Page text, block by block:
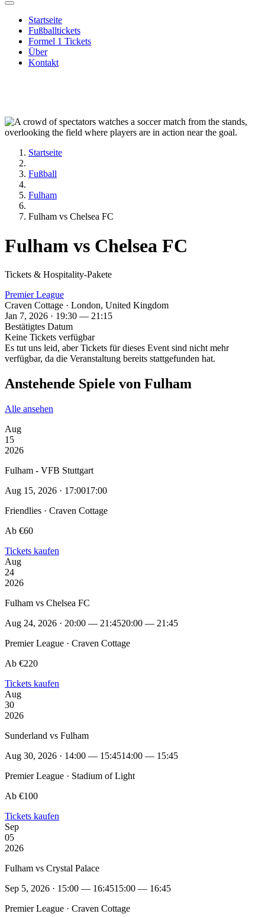
Startseite
Fußballtickets
Formel 1 Tickets
Über
Kontakt
Startseite
Fußball
Fulham
Fulham vs Chelsea FC
Fulham vs Chelsea FC
Tickets & Hospitality-Pakete
Premier League
Craven Cottage · London, United Kingdom
Jan 7, 2026 · 19:30 — 21:15
Bestätigtes Datum
Keine Tickets verfügbar
Es tut uns leid, aber Tickets für dieses Event sind nicht mehr
verfügbar, da die Veranstaltung bereits stattgefunden hat.
Anstehende Spiele von Fulham
Alle ansehen
Aug
15
2026
Fulham - VFB Stuttgart
Aug 15, 2026 · 17:0017:00
Friendlies · Craven Cottage
Ab €60
Tickets kaufen
Aug
24
2026
Fulham vs Chelsea FC
Aug 24, 2026 · 20:00 — 21:4520:00 — 21:45
Premier League · Craven Cottage
Ab €220
Tickets kaufen
Aug
30
2026
Sunderland vs Fulham
Aug 30, 2026 · 14:00 — 15:4514:00 — 15:45
Premier League · Stadium of Light
Ab €100
Tickets kaufen
Sep
05
2026
Fulham vs Crystal Palace
Sep 5, 2026 · 15:00 — 16:4515:00 — 16:45
Premier League · Craven Cottage